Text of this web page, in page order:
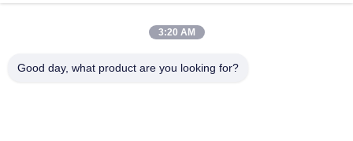
Visita Alla Fabbrica
3:20 AM
Good day, what product are you looking for?